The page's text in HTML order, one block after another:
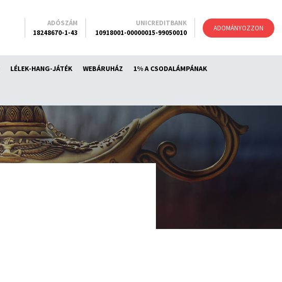
ADOMÁNYOZZON
LÉLEK-HANG-JÁTÉK WEBÁRUHÁZ 1% A CSODALÁMPÁNAK
ADÓSZÁM
18248670-1-43
UNICREDITBANK
10918001-00000015-99050010